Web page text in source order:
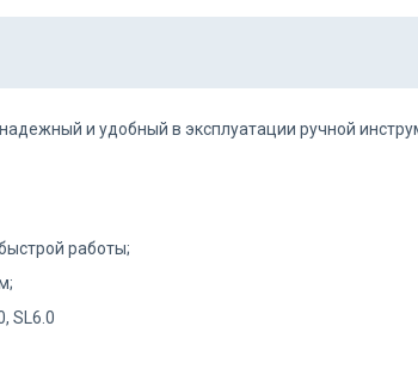
и удобный в эксплуатации ручной
работы;
SL6.0